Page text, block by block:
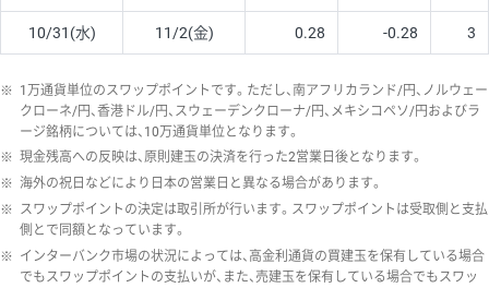
10/31(水) 11/2(金) 0.28 -0.28 3
※ 1万通貨単位のスワップポイントです。ただし、南アフリカランド/円、ノルウェー
クローネ/円、香港ドル/円、スウェーデンクローナ/円、メキシコペソ/円およびラ
ージ銘柄については、10万通貨単位となります。
※ 現金残高への反映は、原則建玉の決済を行った2営業日後となります。
※ 海外の祝日などにより日本の営業日と異なる場合があります。
※ スワップポイントの決定は取引所が行います。スワップポイントは受取側と支払
側とで同額となっています。
※ インターバンク市場の状況によっては、高金利通貨の買建玉を保有している場合
でもスワップポイントの支払いが、また、売建玉を保有している場合でもスワッ